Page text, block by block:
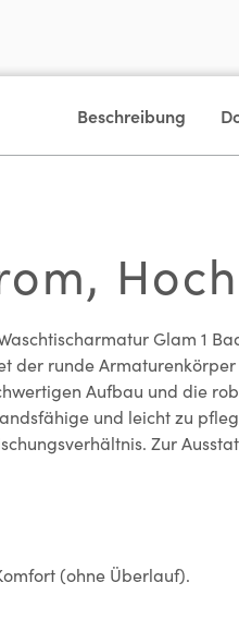
Beschreibung
Glam 1
der runde
Aufbau und die
und leicht zu
Zur
(ohne Überlauf).